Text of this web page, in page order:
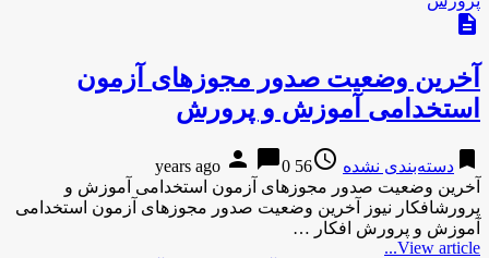
description
آخرین وضعیت صدور مجوزهای آزمون
استخدامی آموزش و پرورش
bookmark دسته‌بندی نشده access_time
56 years ago
person chat_bubble0
آخرین وضعیت صدور مجوزهای آزمون استخدامی آموزش و
پرورشافکار نیوز آخرین وضعیت صدور مجوزهای آزمون استخدامی
آموزش و پرورش افکار …
View article...